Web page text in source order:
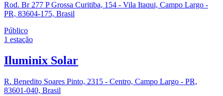
Rod. Br 277 P Grossa Curitiba, 154 - Vila Itaqui, Campo Largo -
PR, 83604-175, Brasil
Público
1 estação
Iluminix Solar
R. Benedito Soares Pinto, 2315 - Centro, Campo Largo - PR,
83601-040, Brasil